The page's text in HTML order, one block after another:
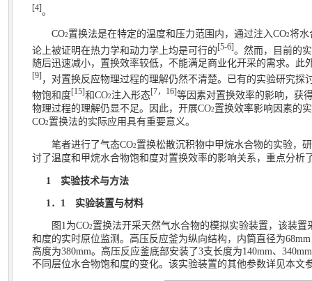
[4] 。
CO2 置换法是在特定的温度和压力范围内，通过注入CO2将水
论上被证明在热力学和动力学上均是可行的[5-6]。然而，目前的
随后迅速减小，置换效率较低，不能满足商业化开采的需求。此
[9] ，对置换反应物理过程的理解仍然不清楚。已有的实验研究探
物饱和度 [15] 和CO2 注入形态 [7， 16] 等因素对置换效率的影响，获
物理过程的理解仍显不足。因此，开展CO2 置换效率影响因素的
CO2 置换法的实际应用具有重要意义。
笔者进行了气态CO2 置换松散沉积物中甲烷水合物的实验，
讨了温度和甲烷水合物饱和度对置换效率的影响关系，重点分析
1 实验技术与方法
1 ． 1 实验装置与材料
图 1 为CO2 置换法开采天然气水合物的模拟实验装置，该装置
和度的实时原位监测。高压反应釜为纵向结构，内筒直径为68mm
高度为380mm。高压反应釜底部安装了3支长度为140mm、 340mm
不同层位水合物饱和度的变化。该实验装置的其他参数详见本文